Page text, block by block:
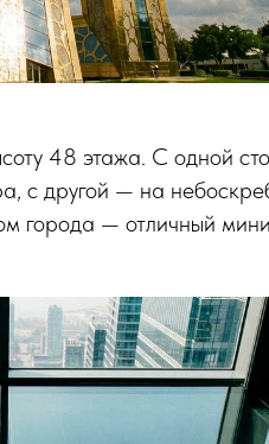
48 этажа. С одной
с другой — на
города — отличный